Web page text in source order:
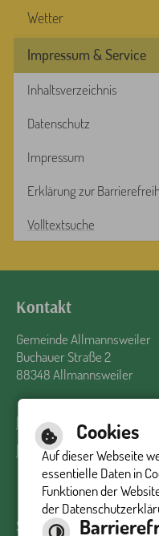
Wetter
Impressum & Service
Inhaltsverzeichnis
Datenschutz
Impressum
Erklärung zur
Volltextsuche
Kontakt
Gemeinde Allmannsweiler
Buchauer Straße 2
88348 Allmannsweiler
Impressum Inhalt
Barrierefreie Ansicht
Sprechzeiten
Cookies
Auf dieser Webseite
essentielle Daten in
Funktionen der
der